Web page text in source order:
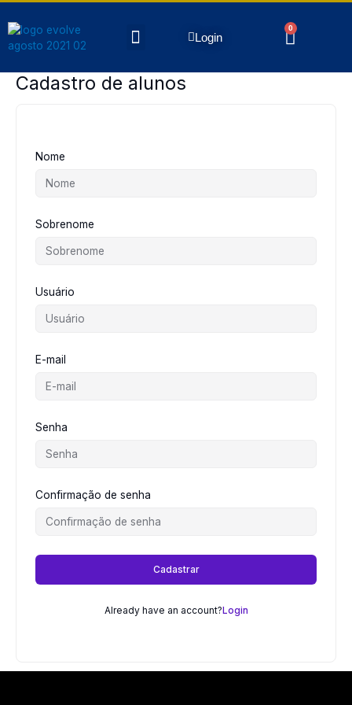
para
conteúdo
Menu Login
0
Cadastro de alunos
Nome
Sobrenome
Usuário
E-mail
Senha
Confirmação de senha
Cadastrar
Already have an account?Login